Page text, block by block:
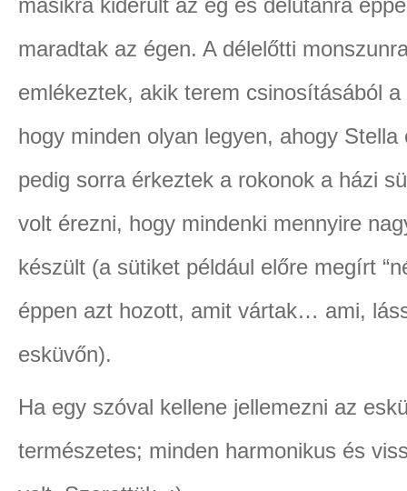
másikra kiderült az ég és délutánra
maradtak az égen. A délelőtti
emlékeztek, akik terem csinosításából
hogy minden olyan legyen, ahogy
pedig sorra érkeztek a rokonok a házi
volt érezni, hogy mindenki mennyire
készült (a sütiket például előre megírt
éppen azt hozott, amit vártak… ami,
esküvőn).
Ha egy szóval kellene jellemezni az
természetes; minden harmonikus és